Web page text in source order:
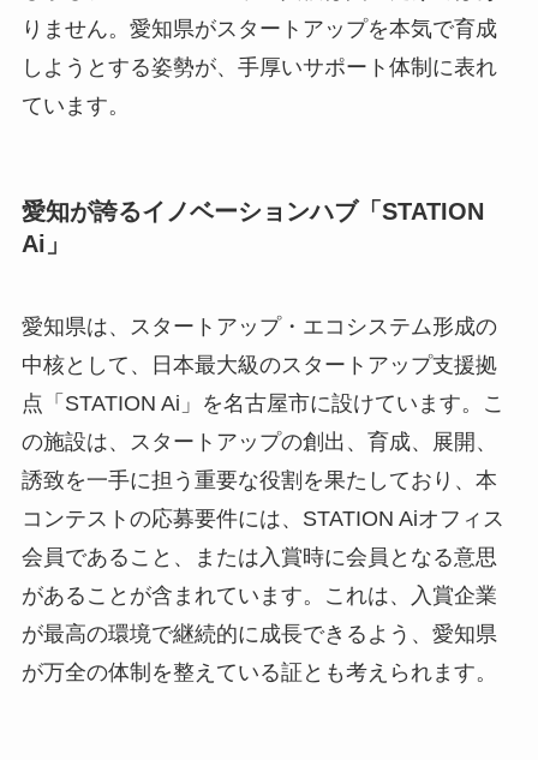
りません。愛知県がスタートアップを本気で育成
しようとする姿勢が、手厚いサポート体制に表れ
ています。
愛知が誇るイノベーションハブ「STATION
Ai」
愛知県は、スタートアップ・エコシステム形成の
中核として、日本最大級のスタートアップ支援拠
点「STATION Ai」を名古屋市に設けています。こ
の施設は、スタートアップの創出、育成、展開、
誘致を一手に担う重要な役割を果たしており、本
コンテストの応募要件には、STATION Aiオフィス
会員であること、または入賞時に会員となる意思
があることが含まれています。これは、入賞企業
が最高の環境で継続的に成長できるよう、愛知県
が万全の体制を整えている証とも考えられます。